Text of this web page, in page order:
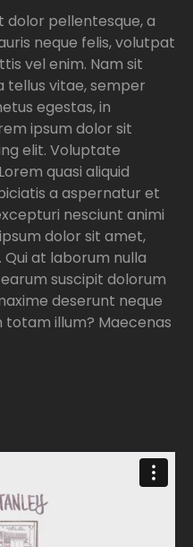
dolor pellentesque, a
neque felis, volutpat
vel enim. Nam sit
tellus vitae, semper
egestas, in
ipsum dolor sit
elit. Voluptate
quasi aliquid
a aspernatur et
nesciunt animi
dolor sit amet,
at laborum nulla
suscipit dolorum
deserunt neque
illum? Maecenas